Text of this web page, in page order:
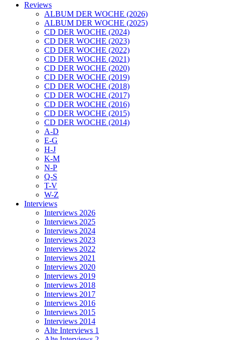
Reviews
ALBUM DER WOCHE (2026)
ALBUM DER WOCHE (2025)
CD DER WOCHE (2024)
CD DER WOCHE (2023)
CD DER WOCHE (2022)
CD DER WOCHE (2021)
CD DER WOCHE (2020)
CD DER WOCHE (2019)
CD DER WOCHE (2018)
CD DER WOCHE (2017)
CD DER WOCHE (2016)
CD DER WOCHE (2015)
CD DER WOCHE (2014)
A-D
E-G
H-J
K-M
N-P
Q-S
T-V
W-Z
Interviews
Interviews 2026
Interviews 2025
Interviews 2024
Interviews 2023
Interviews 2022
Interviews 2021
Interviews 2020
Interviews 2019
Interviews 2018
Interviews 2017
Interviews 2016
Interviews 2015
Interviews 2014
Alte Interviews 1